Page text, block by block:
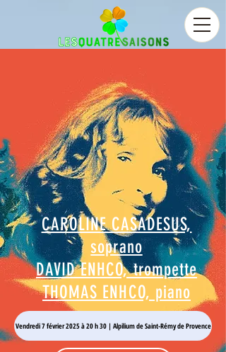
CAROLINE CASADESUS,
soprano
DAVID ENHCO, trompette
THOMAS ENHCO, piano
Vendredi 7 février 2025 à 20 h 30 | Alpilium de Saint-Rémy de Provence